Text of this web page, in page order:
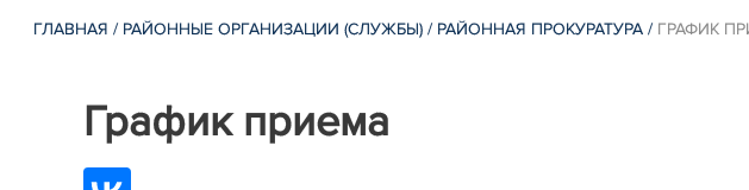
ГЛАВНАЯ / РАЙОННЫЕ ОРГАНИЗАЦИИ (СЛУЖБЫ) / РАЙОННАЯ ПРОКУРАТУРА / ГРАФИК
График приема